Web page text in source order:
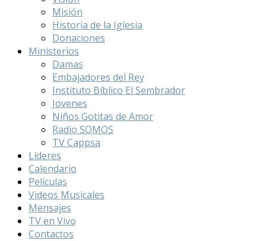
Misión
Historia de la Iglesia
Donaciones
Ministerios
Damas
Embajadores del Rey
Instituto Bíblico El Sembrador
Jovenes
Niños Gotitas de Amor
Radio SOMOS
TV Cappsa
Líderes
Calendario
Películas
Videos Musicales
Mensajes
TV en Vivo
Contactos